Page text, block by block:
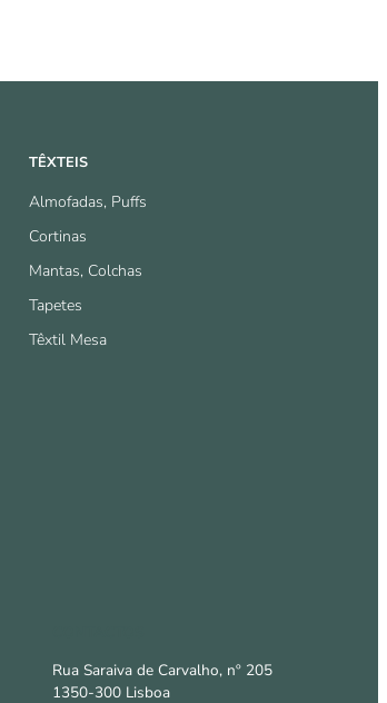
TÊXTEIS
Almofadas, Puffs
Cortinas
Mantas, Colchas
Tapetes
Têxtil Mesa
Rua Saraiva de Carvalho, nº 205
1350-300 Lisboa